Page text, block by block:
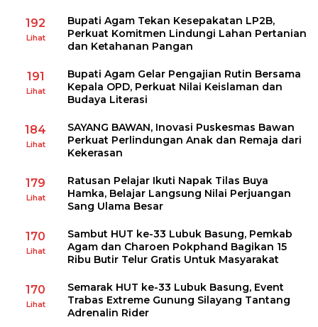
192
Lihat
Bupati Agam Tekan Kesepakatan LP2B,
Perkuat Komitmen Lindungi Lahan Pertanian
dan Ketahanan Pangan
191
Lihat
Bupati Agam Gelar Pengajian Rutin Bersama
Kepala OPD, Perkuat Nilai Keislaman dan
Budaya Literasi
184
Lihat
SAYANG BAWAN, Inovasi Puskesmas Bawan
Perkuat Perlindungan Anak dan Remaja dari
Kekerasan
179
Lihat
Ratusan Pelajar Ikuti Napak Tilas Buya
Hamka, Belajar Langsung Nilai Perjuangan
Sang Ulama Besar
170
Lihat
Sambut HUT ke-33 Lubuk Basung, Pemkab
Agam dan Charoen Pokphand Bagikan 15
Ribu Butir Telur Gratis Untuk Masyarakat
170
Lihat
Semarak HUT ke-33 Lubuk Basung, Event
Trabas Extreme Gunung Silayang Tantang
Adrenalin Rider